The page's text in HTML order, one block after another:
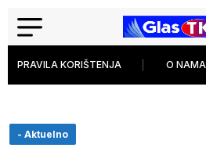
PRAVILA KORIŠTENJA O NAMA
- Aktuelno